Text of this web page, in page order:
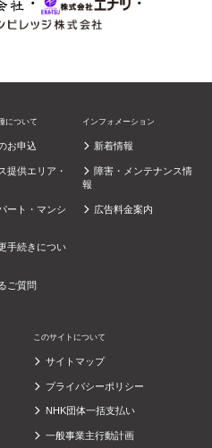
について
お申込
提供エリア・
ート・マンシ
手続きについ
ご質問
インフォメーション
新着情報
障害・メンテナンス情
報
広告料金案内
このサイトについて
サイトマップ
プライバシーポリシー
NHK団体一括支払い
一般事業主行動計画